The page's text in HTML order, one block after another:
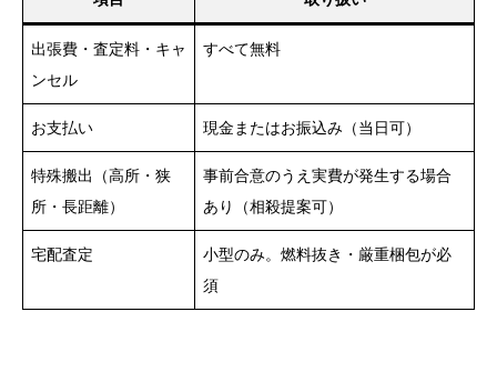
出張費・査定料・キャ
ンセル
すべて無料
お支払い 現金またはお振込み（当日可）
特殊搬出（高所・狭
所・長距離）
事前合意のうえ実費が発生する場合
あり（相殺提案可）
宅配査定
小型のみ。燃料抜き・厳重梱包が必
須